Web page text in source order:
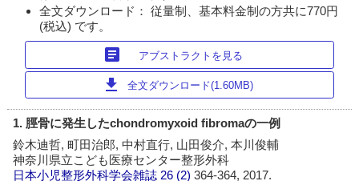
全文ダウンロード： 従量制、基本料金制の方共に770円
(税込) です。
article アブストラクトを見る
download 全文ダウンロード(1.60MB)
1. 脛骨に発生したchondromyxoid fibromaの一例
鈴木迪哲, 町田治郎, 中村直行, 山田俊介, 本川俊輔
神奈川県立こども医療センター整形外科
日本小児整形外科学会雑誌 26 (2)364-364, 2017.